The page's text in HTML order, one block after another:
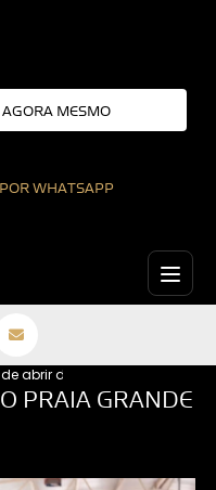
MESMO
WHATSAPP
abrir de vidro praia grande
PRAIA GRANDE